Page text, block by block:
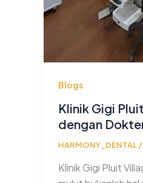
Blogs
Klinik Gigi
dengan
HARMONY_DENTAL/
Klinik Gigi Pluit